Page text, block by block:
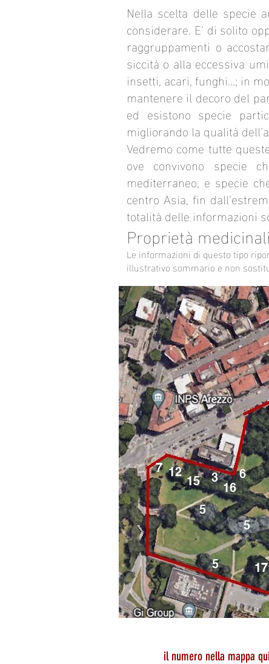
Nella scelta delle specie
considerare. E’ di solito
raggruppamenti o
siccità o alla eccessiva
insetti, acari, funghi…; in
mantenere il decoro del
ed esistono specie
migliorando la qualità
Vedremo come tutte
ove convivono specie
mediterraneo, e specie
centro Asia, fin
totalità delle informazioni
Proprietà
Le informazioni di questo tipo
illustrativo sommario e non
17
5
5
5
7 12
15 3
16
6
il numero nella mappa